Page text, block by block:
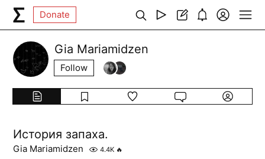
Donate
Gia Mariamidzen
Follow
История запаха.
Gia Mariamidzen 4.4K 🔥